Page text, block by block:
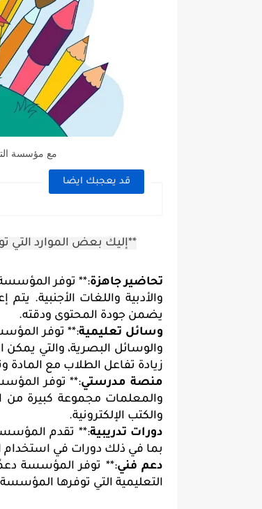
مع مؤسسة
قد يعجبك ايضا
**إليك بعض الموارد التي
تحاضير جاهزة
يضمن جودة المحتوى ودقته.
وسائل تعليمية
زيادة تفاعل الطلاب مع
منصة مدرستي
والكتب الإلكترونية.
دورات تدريبية
بما في ذلك دورات في استخدام
دعم فني
التعليمية التي توفرها